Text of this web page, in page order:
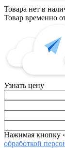
Товара нет в
Товар временно
Узнать цену
Нажимая кнопку
обработкой